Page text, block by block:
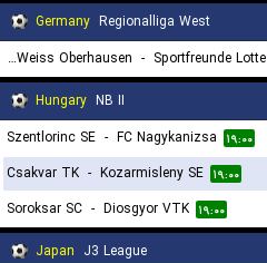
Germany Regionalliga West
SC Rot-Weiss Oberhausen
- Sportfreunde Lotte
Hungary NB II
Szentlorinc SE - FC Nagykanizsa ۱۹:۰۰
Csakvar TK - Kozarmisleny SE ۱۹:۰۰
Soroksar SC - Diosgyor VTK ۱۹:۰۰
Japan J3 League